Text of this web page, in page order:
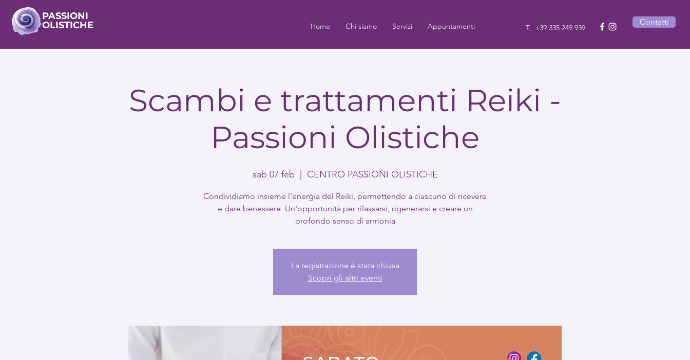
PASSIONI
OLISTICHE
Home Chi siamo Servizi Appuntamenti T. +39 335 249 939
Contatti
Scambi e trattamenti Reiki -
Passioni Olistiche
sab 07 feb CENTRO PASSIONI OLISTICHE
Condividiamo insieme l'energia del Reiki, permettendo a ciascuno di ricevere
e dare benessere. Un'opportunità per rilassarsi, rigenerarsi e creare un
profondo senso di armonia
La registrazione è stata chiusa
Scopri gli altri eventi